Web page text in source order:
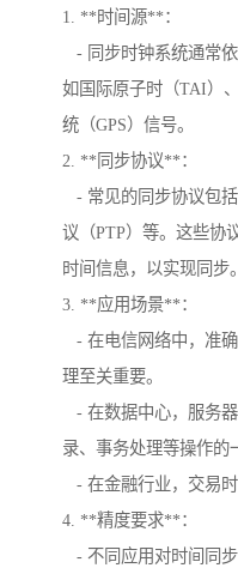
1. **时间源**：
- 同步时钟系统通常
如国际原子时（TAI）
统（GPS）信号。
2. **同步协议**：
- 常见的同步协议包
议（PTP）等。这些协
时间信息，以实现同步。
3. **应用场景**：
- 在电信网络中，准
理至关重要。
- 在数据中心，服务
录、事务处理等操作的
- 在金融行业，交易时
4. **精度要求**：
- 不同应用对时间同